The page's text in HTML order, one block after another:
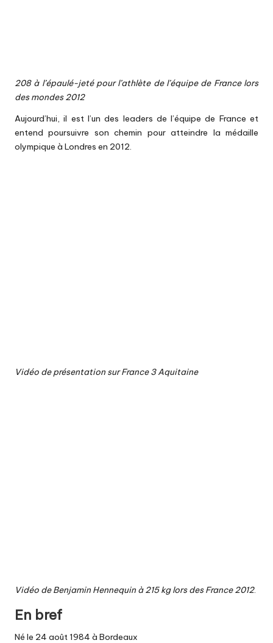
208 à l’épaulé-jeté pour l’athlète de l’équipe de France lors
des mondes 2012
Aujourd’hui, il est l’un des leaders de l’équipe de France et
entend poursuivre son chemin pour atteindre la médaille
olympique à Londres en 2012.
Vidéo de présentation sur France 3 Aquitaine
Vidéo de Benjamin Hennequin à 215 kg lors des France 2012.
En bref
Né le 24 août 1984 à Bordeaux